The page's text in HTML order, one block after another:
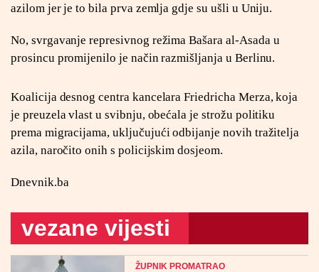
azilom jer je to bila prva zemlja gdje su ušli u Uniju.
No, svrgavanje represivnog režima Bašara al-Asada u
prosincu promijenilo je način razmišljanja u Berlinu.
Koalicija desnog centra kancelara Friedricha Merza, koja
je preuzela vlast u svibnju, obećala je strožu politiku
prema migracijama, uključujući odbijanje novih tražitelja
azila, naročito onih s policijskim dosjeom.
Dnevnik.ba
vezane vijesti
ŽUPNIK PROMATRAO